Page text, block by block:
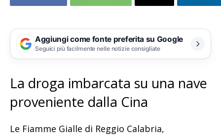
Aggiungi come fonte preferita su Google
Seguici più facilmente nelle notizie consigliate
La droga imbarcata su una nave
proveniente dalla Cina
Le Fiamme Gialle di Reggio Calabria,